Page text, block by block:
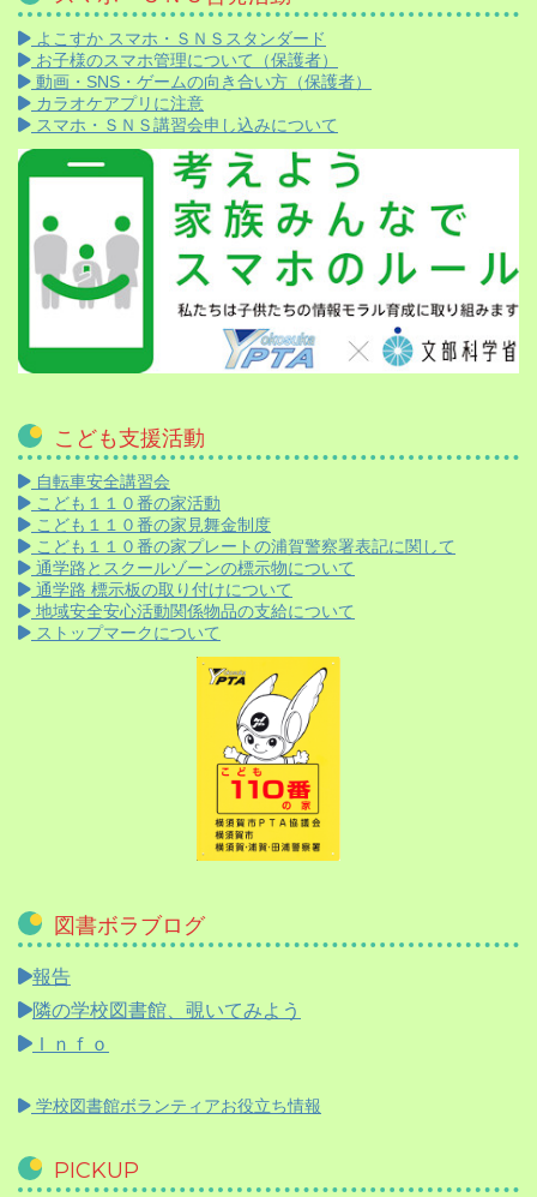
よこすか スマホ・ＳＮＳスタンダード
お子様のスマホ管理について（保護者）
動画・SNS・ゲームの向き合い方（保護者）
カラオケアプリに注意
スマホ・ＳＮＳ講習会申し込みについて
こども支援活動
自転車安全講習会
こども１１０番の家活動
こども１１０番の家見舞金制度
こども１１０番の家プレートの浦賀警察署表記に関して
通学路とスクールゾーンの標示物について
通学路 標示板の取り付けについて
地域安全安心活動関係物品の支給について
ストップマークについて
図書ボラブログ
報告
隣の学校図書館、覗いてみよう
Ｉｎｆｏ
学校図書館ボランティアお役立ち情報
PICKUP